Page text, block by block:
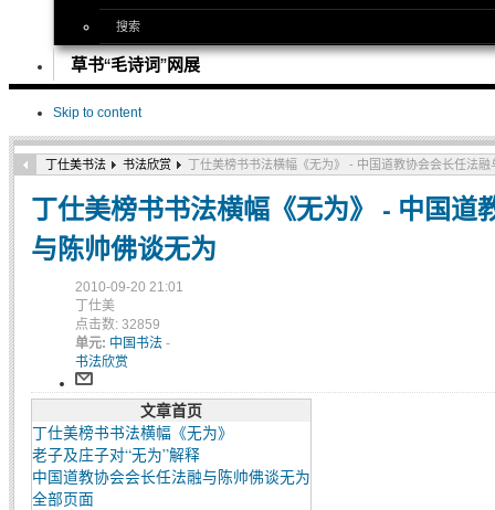
搜索
草书“毛诗词”网展
Skip to content
丁仕美书法 书法欣赏 丁仕美榜书书法横幅《无为》 - 中国道教协会会长任法融
丁仕美榜书书法横幅《无为》 - 中国道
与陈帅佛谈无为
2010-09-20 21:01
丁仕美
点击数: 32859
单元: 中国书法 -
书法欣赏
文章首页
丁仕美榜书书法横幅《无为》
老子及庄子对“无为”解释
中国道教协会会长任法融与陈帅佛谈无为
全部页面